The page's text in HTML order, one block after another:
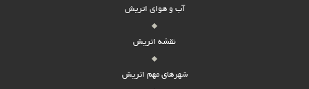
آب و هوای اتریش
نقشه اتریش
شهرهای مهم اتریش